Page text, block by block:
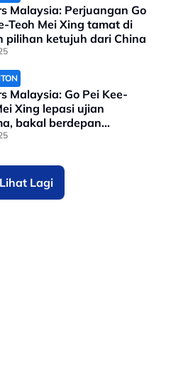
Malaysia: Perjuangan Go
Teoh Mei Xing tamat di
pilihan ketujuh dari China
Malaysia: Go Pei Kee-
Xing lepasi ujian
bakal berdepan
lebih besar
Lihat Lagi